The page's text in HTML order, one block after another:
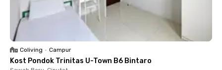
Coliving • Campur
Kost Pondok Trinitas U-Town B6 Bintaro